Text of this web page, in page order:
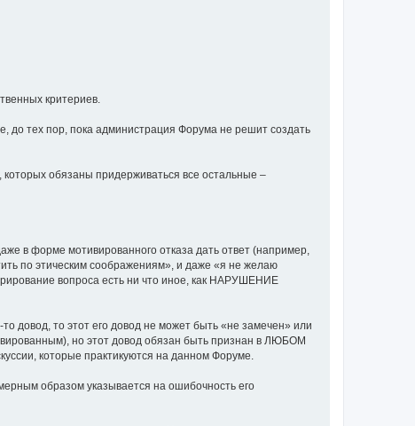
критериев.
до тех пор, пока администрация Форума не решит создать
обязаны придерживаться все остальные –
в форме мотивированного отказа дать ответ (например,
по этическим соображениям», и даже «я не желаю
вопроса есть ни что иное, как НАРУШЕНИЕ
довод, то этот его довод не может быть «не замечен» или
но этот довод обязан быть признан в ЛЮБОМ
которые практикуются на данном Форуме.
образом указывается на ошибочность его